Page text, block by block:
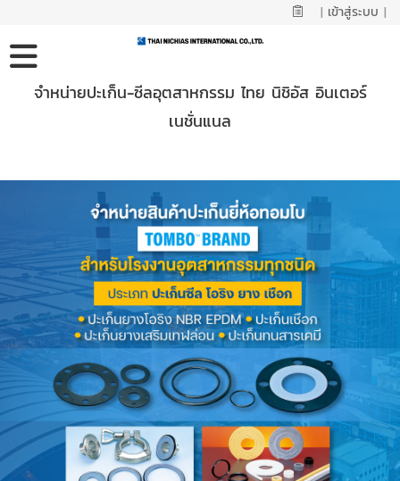
| เข้าสู่ระบบ |
จำหน่ายปะเก็น-ซีลอุตสาหกรรม ไทย นิชิอัส อินเตอร์
เนชั่นแนล